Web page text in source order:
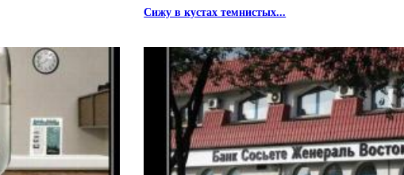
Сижу в кустах темнистых...